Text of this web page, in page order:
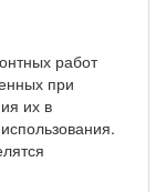
работ
при
их в